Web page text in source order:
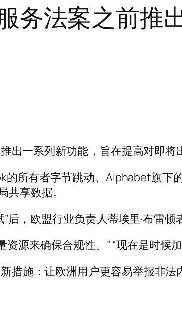
务法案之前推
出一系列新功能，旨在提高对即将
的所有者字节跳动、Alphabet旗下
享数据。
后，欧盟行业负责人蒂埃里·布雷顿
资源来确保合规性。” “现在是时候
措施：让欧洲用户更容易举报非